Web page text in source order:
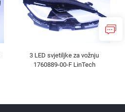
3 LED svjetiljke za vožnju
1760889-00-F LinTech